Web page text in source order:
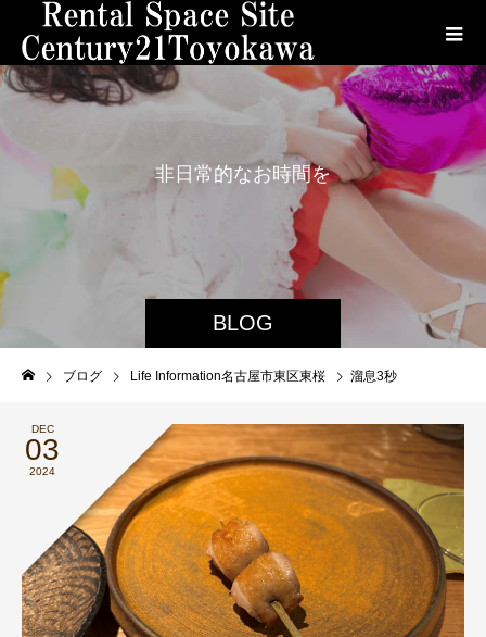
BLOG
非 日 常 的 なお時間を
お 楽 し み く ださい 。
ブログ Life Information名古屋市東区東桜 溜息3秒
DEC
03
2024